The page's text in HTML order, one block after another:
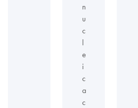
n
u
c
l
e
i
c
a
c